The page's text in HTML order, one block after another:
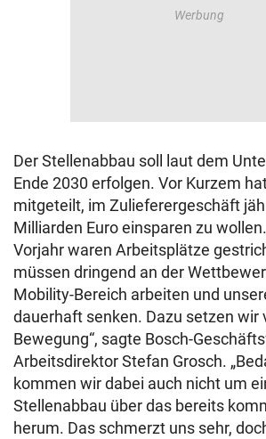
Der Stellenabbau soll laut dem
Ende 2030 erfolgen. Vor Kurzem
mitgeteilt, im Zulieferergeschäft
Milliarden Euro einsparen zu
Vorjahr waren Arbeitsplätze
müssen dringend an der
Mobility-Bereich arbeiten und
dauerhaft senken. Dazu setzen wir
Bewegung“, sagte Bosch-
Arbeitsdirektor Stefan Grosch.
kommen wir dabei auch nicht um
Stellenabbau über das bereits
herum. Das schmerzt uns sehr,